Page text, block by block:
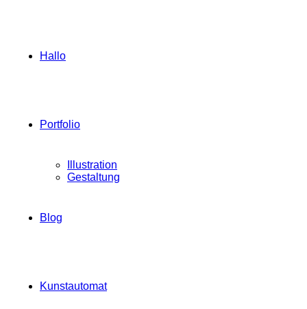
Hallo
Portfolio
Illustration
Gestaltung
Blog
Kunstautomat